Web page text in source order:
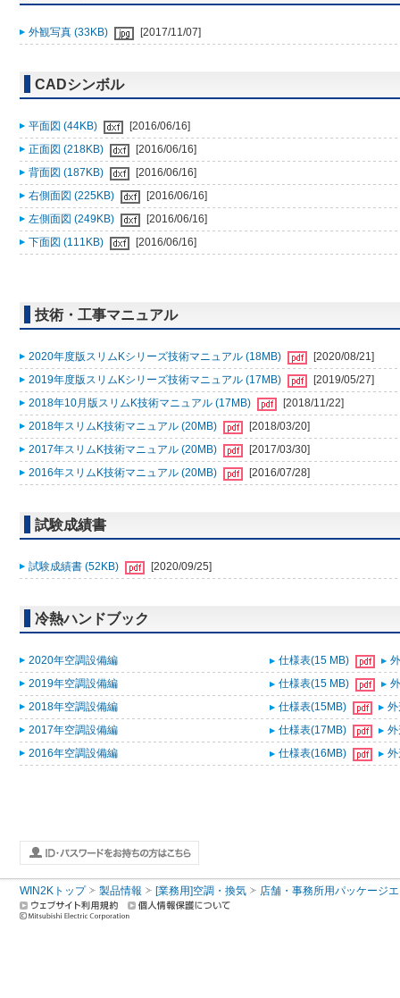
外観写真 (33KB) [2017/11/07]
CADシンボル
平面図 (44KB)
[2016/06/16]
正面図 (218KB)
[2016/06/16]
背面図 (187KB)
[2016/06/16]
右側面図 (225KB)
[2016/06/16]
左側面図 (249KB)
[2016/06/16]
下面図 (111KB)
[2016/06/16]
技術・工事マニュアル
2020年度版スリムKシリーズ技術マニュアル (18MB)
[2020/08/21]
2019年度版スリムKシリーズ技術マニュアル (17MB)
[2019/05/27]
2018年10月版スリムK技術マニュアル (17MB)
[2018/11/22]
2018年スリムK技術マニュアル (20MB)
[2018/03/20]
2017年スリムK技術マニュアル (20MB)
[2017/03/30]
2016年スリムK技術マニュアル (20MB)
[2016/07/28]
試験成績書
試験成績書 (52KB) [2020/09/25]
冷熱ハンドブック
2020年空調設備編 仕様表(15 MB)
2019年空調設備編
仕様表(15 MB)
2018年空調設備編
仕様表(15MB)
2017年空調設備編
仕様表(17MB)
2016年空調設備編
仕様表(16MB)
WIN2Kトップ 製品情報 [業務用]空調・換気 店舗・事務所用パッケージ